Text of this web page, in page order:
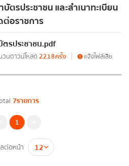
ผลผลิต
จสอบและประเมินผลภาค
ตรประชาชน และสำเนาทะเบียน
อราชการ
ตรประชาชน.pdf
วนดาวน์โหลด 2218ครั้ง แจ้งไฟล์เสีย
7รายการ
1
ต่อหน้า